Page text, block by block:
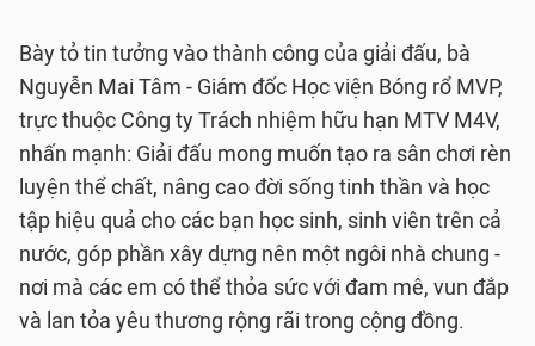
Bày tỏ tin tưởng vào thành công của giải đấu, bà
Nguyễn Mai Tâm - Giám đốc Học viện Bóng rổ MVP,
trực thuộc Công ty Trách nhiệm hữu hạn MTV M4V,
nhấn mạnh: Giải đấu mong muốn tạo ra sân chơi rèn
luyện thể chất, nâng cao đời sống tinh thần và học
tập hiệu quả cho các bạn học sinh, sinh viên trên cả
nước, góp phần xây dựng nên một ngôi nhà chung -
nơi mà các em có thể thỏa sức với đam mê, vun đắp
và lan tỏa yêu thương rộng rãi trong cộng đồng.